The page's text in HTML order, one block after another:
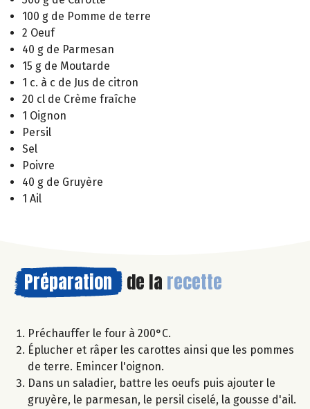
100 g de Pomme de terre
2 Oeuf
40 g de Parmesan
15 g de Moutarde
1 c. à c de Jus de citron
20 cl de Crème fraîche
1 Oignon
Persil
Sel
Poivre
40 g de Gruyère
1 Ail
Préparation de la recette
Préchauffer le four à 200°C.
Éplucher et râper les carottes ainsi que les pommes
de terre. Emincer l'oignon.
Dans un saladier, battre les oeufs puis ajouter le
gruyère, le parmesan, le persil ciselé, la gousse d'ail.